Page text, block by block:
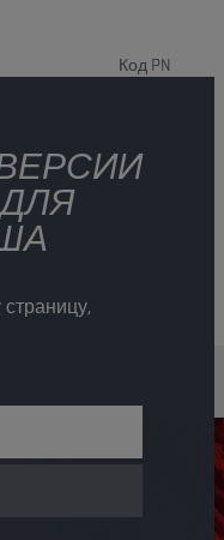
Код PN